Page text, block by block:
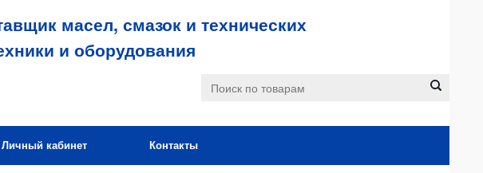
масел, смазок и технических
и оборудования
Личный кабинет Контакты